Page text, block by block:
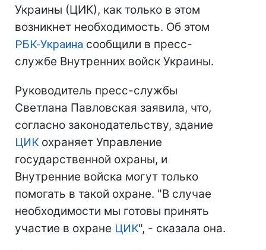
Украины (ЦИК), как только в этом
возникнет необходимость. Об этом
РБК-Украина сообщили в пресс-
службе Внутренних войск Украины.
Руководитель пресс-службы
Светлана Павловская заявила, что,
согласно законодательству, здание
ЦИКохраняет Управление
государственной охраны, и
Внутренние войска могут только
помогать в такой охране. "В случае
необходимости мы готовы принять
участие в охране ЦИК", - сказала она.